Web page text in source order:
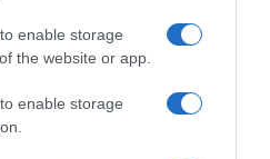
enable storage
the website or app.
enable storage
y utilización Conservar en
de empleo: Cocinar
consumo. Una vez
EAN: